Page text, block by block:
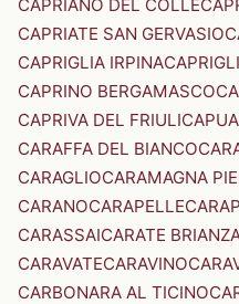
CAPRIANO DEL COLLE
CAPRIATE SAN GERVASIO
CAPRIGLIA IRPINA
CAPRINO BERGAMASCO
CAPRIVA DEL FRIULICAPUA
CARAFFA DEL BIANCO
CARAGLIOCARAMAGNA
CARANOCARAPELLE
CARASSAICARATE
CARAVATECARAVINO
CARBONARA AL TICINO